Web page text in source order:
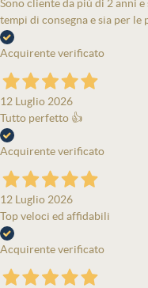
Sono cliente da più di 2 anni
tempi di consegna e sia per le
Acquirente verificato
12 Luglio 2026
Tutto perfetto 👍
Acquirente verificato
12 Luglio 2026
Top veloci ed affidabili
Acquirente verificato